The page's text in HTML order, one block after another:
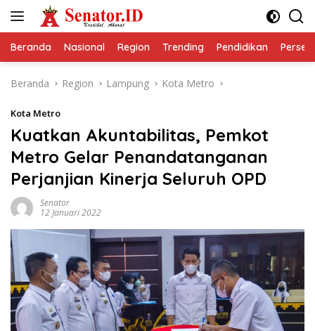
Beranda Nasional Region Trending Pendidikan
Beranda Region Lampung Kota Metro
Kota Metro
Kuatkan Akuntabilitas, Pemkot
Metro Gelar Penandatanganan
Perjanjian Kinerja Seluruh OPD
Senator
12 Januari 2022